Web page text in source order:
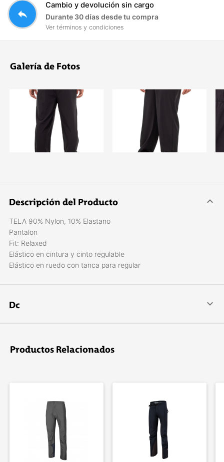
reply
Cambio y devolución sin cargo
Durante 30 días desde tu compra
Ver términos y condiciones
Galería de Fotos
Descripción del Producto
TELA 90% Nylon, 10% Elastano
Pantalon
Fit: Relaxed
Elástico en cintura y cinto regulable
Elástico en ruedo con tanca para regular
Dc
DC Shoes es una marca líder en calzado e indumentaria para
freestyle. La compañí­a fue fundada por Ken Block y Damon
Productos Relacionados